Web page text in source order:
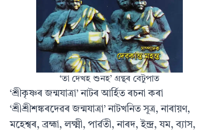
‘তা দেখহ শুনহ’ গ্ৰন্থৰ বেটুপাত
‘শ্ৰীকৃষ্ণৰ জন্মযাত্ৰা’ নাটৰ আৰ্হিত ৰচনা কৰা
‘শ্ৰীশ্ৰীশঙ্কৰদেৱৰ জন্মযাত্ৰা’ নাটখনিত সূত্ৰ, নাৰায়ণ,
মহেশ্বৰ, ব্ৰহ্মা, লক্ষ্মী, পাৰ্ৱতী, নাৰদ, ইন্দ্ৰ, যম, ব‍্যাস,